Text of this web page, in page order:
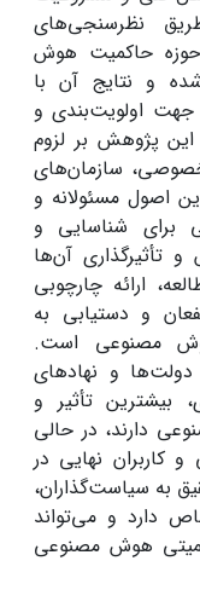
نظرسنجی‌های
حوزه حاکمیت هوش
و نتایج آن با
جهت اولویت‌بندی و
پژوهش بر لزوم
سازمان‌های
اصول مسئولانه و
برای شناسایی و
تأثیرگذاری آن‌ها
ارائه چارچوبی
و دستیابی به
مصنوعی است.
و نهادهای
بیشترین تأثیر و
دارند، در حالی
کاربران نهایی در
به سیاست‌گذاران،
دارد و می‌تواند
هوش مصنوعی